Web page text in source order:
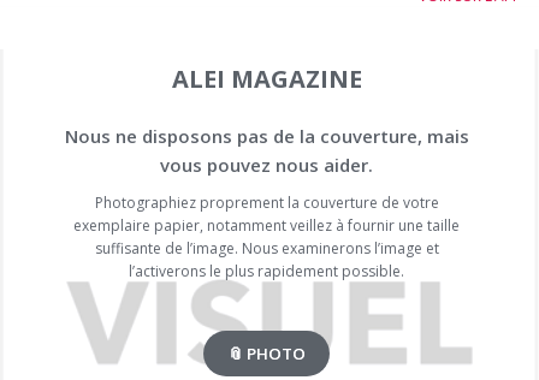
ALEI MAGAZINE
Nous ne disposons pas de la couverture, mais
vous pouvez nous aider.
Photographiez proprement la couverture de votre
exemplaire papier, notamment veillez à fournir une taille
suffisante de l’image. Nous examinerons l’image et
l’activerons le plus rapidement possible.
📎 PHOTO